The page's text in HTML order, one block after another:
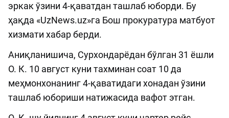
эркак ўзини 4-қаватдан ташлаб юборди. Бу
ҳақда «UzNews.uz»га Бош прокуратура матбуот
хизмати хабар берди.
Аниқланишича, Сурхондарёдан бўлган 31 ёшли
О. К. 10 август куни тахминан соат 10 да
меҳмонхонанинг 4-қаватидаги хонадан ўзини
ташлаб юбориши натижасида вафот этган.